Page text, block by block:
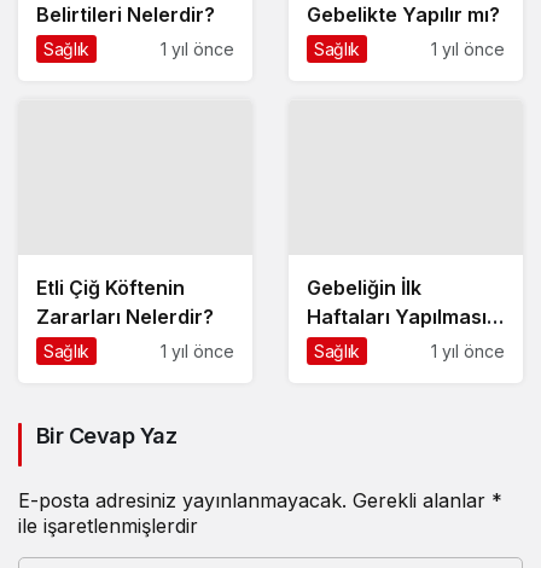
Belirtileri Nelerdir?
Sağlık 1 yıl önce
Gebelikte Yapılır mı?
Sağlık 1 yıl önce
Etli Çiğ Köftenin
Zararları Nelerdir?
Sağlık 1 yıl önce
Gebeliğin İlk
Haftaları Yapılması
Gerekenler
Sağlık 1 yıl önce
Bir Cevap Yaz
E-posta adresiniz yayınlanmayacak. Gerekli alanlar *
ile işaretlenmişlerdir